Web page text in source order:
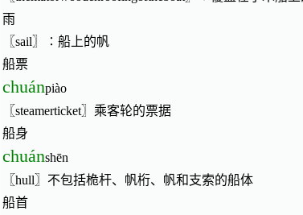
雨
〖sail〗∶船上的帆
船票
chuánpiào
〖steamerticket〗乘客轮的票据
船身
chuánshēn
〖hull〗不包括桅杆、帆桁、帆和支索的船体
船首